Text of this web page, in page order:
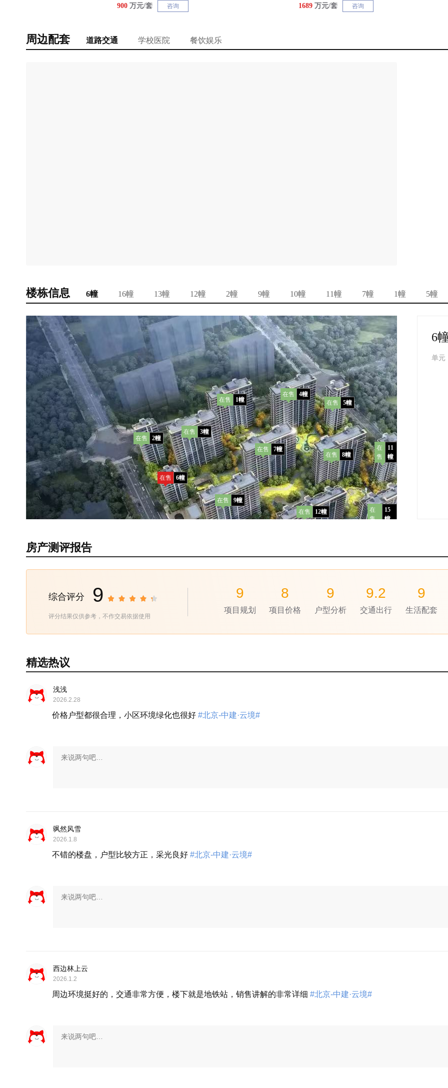
900 万元/套 咨询 1689 万元/套 咨询
周边配套 道路交通 学校医院 餐饮娱乐
楼栋信息 6幢 16幢 13幢 12幢 2幢 9幢 10幢 11幢 7幢 1幢 5幢
在售 6幢
13幢
在售 12幢
在售 2幢
在售 9幢
在
售
11
幢
在售 7幢
在售 1幢 在售 5幢
在
售
15
幢
在售 8幢
在售 4幢
在售 3幢
6
单元
房产测评报告
综合评分 9
评分结果仅供参考，不作交易依据使用
9
项目规划
8
项目价格
9
户型分析
9.2
交通出行
9
生活配套
精选热议
浅浅
2026.2.28
价格户型都很合理，小区环境绿化也很好 #北京-中建·云境#
飒然风雪
2026.1.8
不错的楼盘，户型比较方正，采光良好 #北京-中建·云境#
西边林上云
2026.1.2
周边环境挺好的，交通非常方便，楼下就是地铁站，销售讲解的非常详细 #北京-中建·云境#